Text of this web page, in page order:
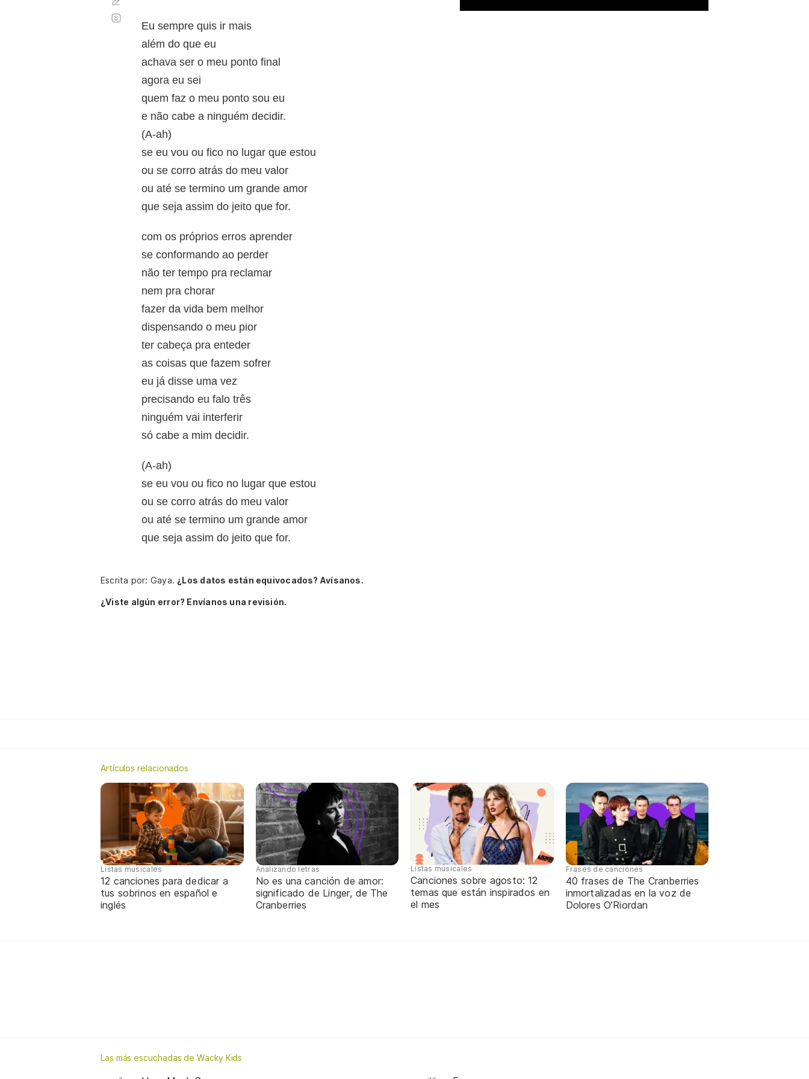
Eu sempre quis ir mais
além do que eu
achava ser o meu ponto final
agora eu sei
quem faz o meu ponto sou eu
e não cabe a ninguém decidir.
(A-ah)
se eu vou ou fico no lugar que estou
ou se corro atrás do meu valor
ou até se termino um grande amor
que seja assim do jeito que for.
com os próprios erros aprender
se conformando ao perder
não ter tempo pra reclamar
nem pra chorar
fazer da vida bem melhor
dispensando o meu pior
ter cabeça pra enteder
as coisas que fazem sofrer
eu já disse uma vez
precisando eu falo três
ninguém vai interferir
só cabe a mim decidir.
(A-ah)
se eu vou ou fico no lugar que estou
ou se corro atrás do meu valor
ou até se termino um grande amor
que seja assim do jeito que for.
automático
Escrita por: Gaya. ¿Los datos están equivocados? Avísanos.
¿Viste algún error? Envíanos una revisión.
Artículos relacionados
Listas musicales
12 canciones para dedicar a
tus sobrinos en español e
inglés
Analizando letras
No es una canción de amor:
significado de Linger, de The
Cranberries
Listas musicales
Canciones sobre agosto: 12
temas que están inspirados en
el mes
Frases de canciones
40 frases de The Cranberries
inmortalizadas en la voz de
Dolores O’Riordan
Las más escuchadas de Wacky Kids